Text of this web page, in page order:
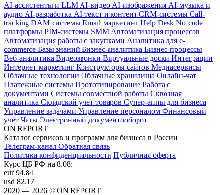
AI-ассистенты и LLM AI-видео AI-изображения AI-музыка и
аудио AI-разработка AI-текст и контент CRM-системы Call-
tracking DAM-системы Email-маркетинг Help Desk No-code
платформы PIM-системы SMM Автоматизация процессов
Автоматизация работы с закупками Аналитика для e-
commerce Базы знаний Бизнес-аналитика Бизнес-процессы
Веб-аналитика Видеозвонки Виртуальные доски Интеграции
Интернет-маркетинг Конструкторы сайтов Медиасервисы
Облачные технологии Облачные хранилища Онлайн-чат
Платежные системы Прототипирование Работа с
документами Системы совместной работы Сквозная
аналитика Складской учет товаров Супер-аппы для бизнеса
Управление задачами Управление персоналом Финансовый
учёт Чаты Электронный документооборот
ON REPORT
Каталог сервисов и программ для бизнеса в России
Телеграм-канал Обратная связь
Политика конфиденциальности Публичная оферта
Курс ЦБ РФ на 8.08:
eur94.84
usd 82.17
2020 — 2026 © ON REPORT